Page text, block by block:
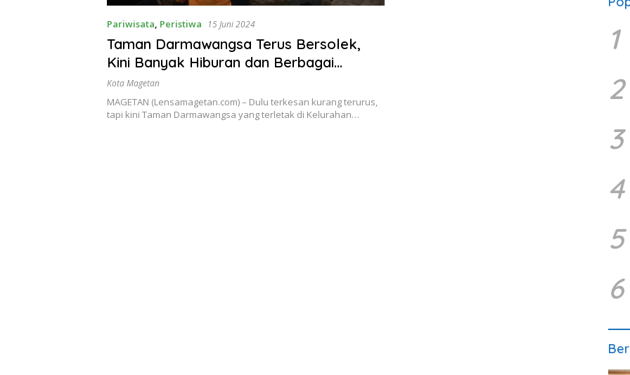
Pariwisata, Peristiwa 15 Juni 2024
Taman Darmawangsa Terus Bersolek,
Kini Banyak Hiburan dan Berbagai
Makanan
Kota Magetan
MAGETAN (Lensamagetan.com) – Dulu terkesan kurang terurus,
tapi kini Taman Darmawangsa yang terletak di Kelurahan…
1
2
3
4
5
6